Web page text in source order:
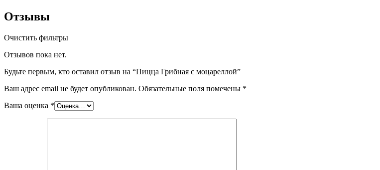
Отзывы
Очистить фильтры
Отзывов пока нет.
Будьте первым, кто оставил отзыв на “Пицца Грибная с моцареллой”
Ваш адрес email не будет опубликован. Обязательные поля помечены *
Ваша оценка *